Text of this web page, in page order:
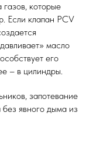
которые
Если клапан PCV
масло
его
– в цилиндры.
запотевание
явного дыма из